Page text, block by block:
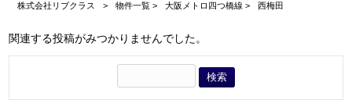
株式会社リブクラス > 物件一覧 > 大阪メトロ四つ橋線 > 西梅田
関連する投稿がみつかりませんでした。